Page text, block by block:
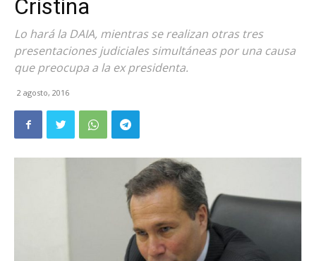
Cristina
Lo hará la DAIA, mientras se realizan otras tres
presentaciones judiciales simultáneas por una causa
que preocupa a la ex presidenta.
2 agosto, 2016